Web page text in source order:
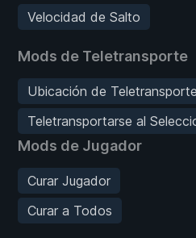
Velocidad de Salto
Mods de Teletransporte
Ubicación de Teletransporte
Teletransportarse al
Mods de Jugador
Curar Jugador
Curar a Todos